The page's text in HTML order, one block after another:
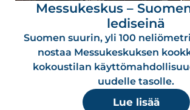
Messukeskus –
lediseinä
Suomen suurin, yli 100
nostaa Messukeskuksen
kokoustilan
uudelle tasolle.
Lue lisää